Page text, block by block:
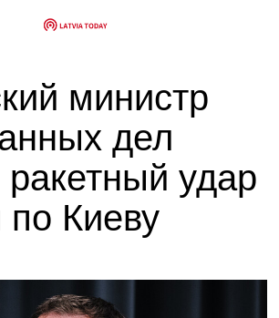
министр
дел
ракетный удар
по Киеву